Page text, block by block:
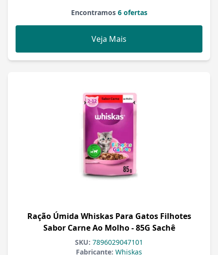
Encontramos6 ofertas
Veja Mais
Ração Úmida Whiskas Para Gatos Filhotes
Sabor Carne Ao Molho - 85G Sachê
SKU: 7896029047101
Fabricante: Whiskas